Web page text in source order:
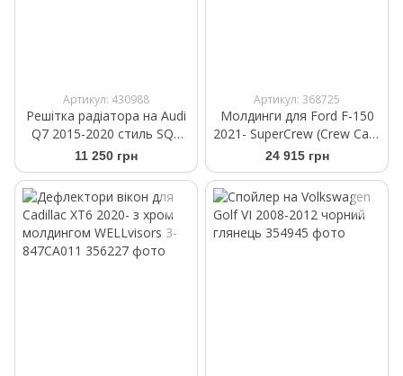
Артикул: 430988
Решітка радіатора на Audi
Q7 2015-2020 стиль SQ7
Black V1
11 250 грн
Артикул: 368725
Молдинги для Ford F-150
2021- SuperCrew (Crew Cab)
AirDesign FO31D10
24 915 грн